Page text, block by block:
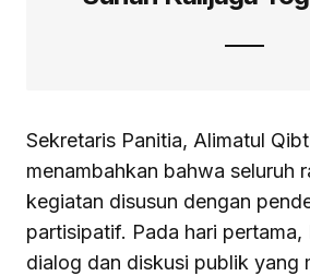
Sekretaris Panitia, Alimatul
menambahkan bahwa seluruh
kegiatan disusun dengan
partisipatif. Pada hari pertama,
dialog dan diskusi publik yang